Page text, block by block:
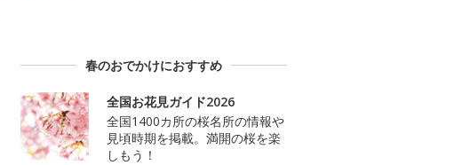
春のおでかけにおすすめ
全国お花見ガイド2026
全国1400カ所の桜名所の情報や
見頃時期を掲載。満開の桜を楽
しもう！